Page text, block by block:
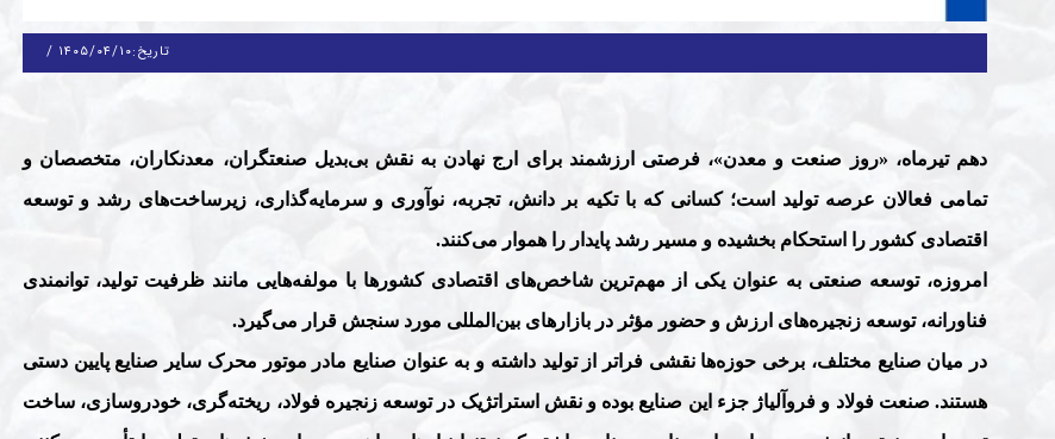
تاریخ:۱۴۰۵/۰۴/۱۰ /
دهم تیرماه، «روز صنعت و معدن»، فرصتی ارزشمند برای ارج نهادن به نقش بی‌بدیل صنعتگران، معدنکاران، متخصصان و
تمامی فعالان عرصه تولید است؛ کسانی که با تکیه بر دانش، تجربه، نوآوری و سرمایه‌گذاری، زیرساخت‌های رشد و توسعه
اقتصادی کشور را استحکام بخشیده و مسیر رشد پایدار را هموار می‌کنند.
امروزه، توسعه صنعتی به عنوان یکی از مهم‌ترین شاخص‌های اقتصادی کشورها با مولفه‌هایی مانند ظرفیت تولید، توانمندی
فناورانه، توسعه زنجیره‌های ارزش و حضور مؤثر در بازارهای بین‌المللی مورد سنجش قرار می‌گیرد.
در میان صنایع مختلف، برخی حوزه‌ها نقشی فراتر از تولید داشته و به عنوان صنایع مادر موتور محرک سایر صنایع پایین دستی
هستند. صنعت فولاد و فروآلیاژ جزء این صنایع بوده و نقش استراتژیک در توسعه زنجیره فولاد، ریخته‌گری، خودروسازی، ساخت